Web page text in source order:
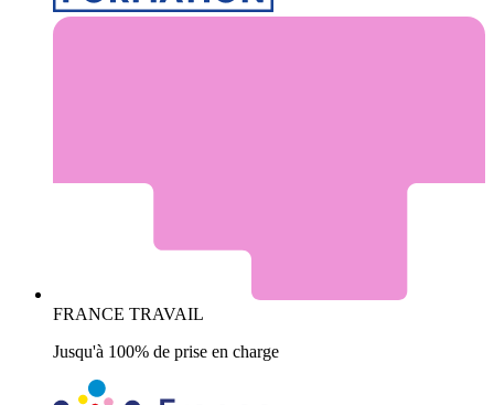
FRANCE TRAVAIL
Jusqu'à 100% de prise en charge